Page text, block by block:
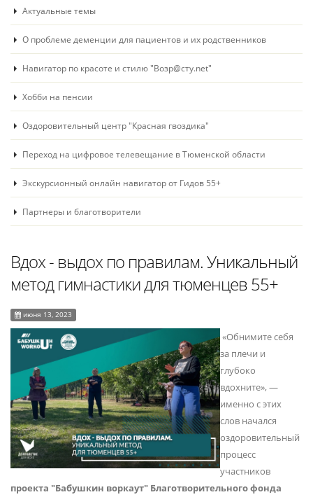
Актуальные темы
О проблеме деменции для пациентов и их родственников
Навигатор по красоте и стилю "Возр@сту.net"
Хобби на пенсии
Оздоровительный центр "Красная гвоздика"
Переход на цифровое телевещание в Тюменской области
Экскурсионный онлайн навигатор от Гидов 55+
Партнеры и благотворители
Вдох - выдох по правилам. Уникальный
метод гимнастики для тюменцев 55+
июня 13, 2023
«Обнимите себя
за плечи и
глубоко
вдохните», ―
именно с этих
слов начался
оздоровительный
процесс
участников
проекта "Бабушкин воркаут" Благотворительного фонда